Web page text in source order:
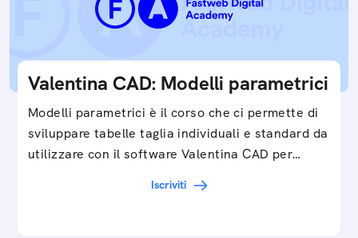
Valentina CAD: Modelli parametrici
Modelli parametrici è il corso che ci permette di
sviluppare tabelle taglia individuali e standard da
utilizzare con il software Valentina CAD per…
Iscriviti